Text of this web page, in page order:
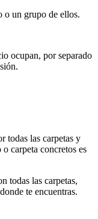
o un grupo de ellos.
ocupan, por separado
todas las carpetas y
carpeta concretos es
todas las carpetas,
te encuentras.